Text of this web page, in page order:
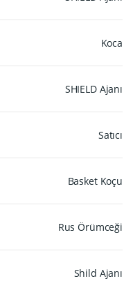
Koca
SHIELD Ajanı
Satıcı
Basket Koçu
Rus Örümceği
Shild Ajanı